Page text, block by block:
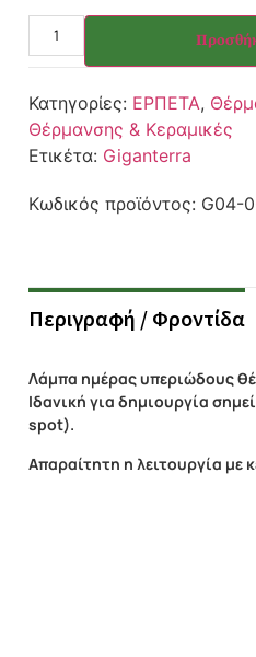
Κατηγορίες: ΕΡΠΕΤΑ,
Θέρμανσης & Κεραμικές
Ετικέτα: Giganterra
Κωδικός προϊόντος: G04-
Περιγραφή / Φροντίδα
Λάμπα ημέρας υπεριώδους
Ιδανική για δημιουργία
spot).
Απαραίτητη η λειτουργία με